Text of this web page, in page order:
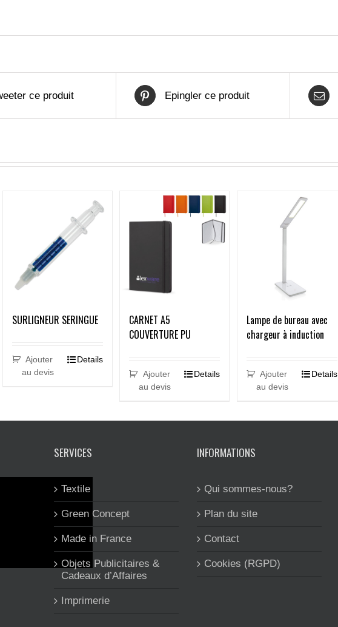
ce produit Epingler ce produit
SURLIGNEUR SERINGUE
Ajouter
au devis
Details
CARNET A5
COUVERTURE PU
Ajouter
au devis
Details
Lampe de bureau avec
chargeur à induction
Ajouter
au devis
Details
SERVICES
Textile
Green Concept
Made in France
Objets Publicitaires &
Cadeaux d’Affaires
Imprimerie
INFORMATIONS
Qui sommes-nous?
Plan du site
Contact
Cookies (RGPD)